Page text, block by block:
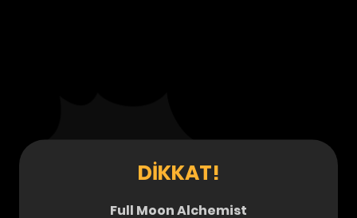
DIKKAT!
Full Moon Alchemist